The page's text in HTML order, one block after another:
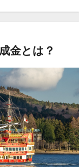
金とは？